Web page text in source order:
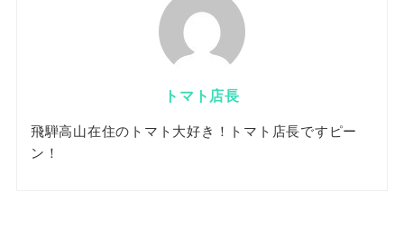
トマト店長
飛騨高山在住のトマト大好き！トマト店長ですピー
ン！